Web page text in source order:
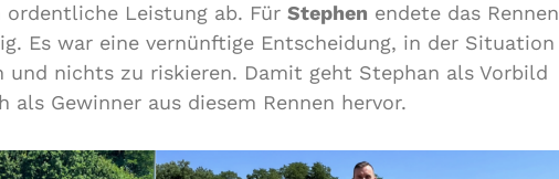
Leistung ab. Für Stephen endete das Rennen
Es war eine vernünftige Entscheidung, in der Situation
und nichts zu riskieren. Damit geht Stephan als Vorbild
als Gewinner aus diesem Rennen hervor.